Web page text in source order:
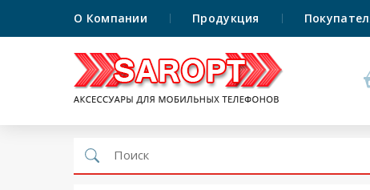
О Компании Продукция